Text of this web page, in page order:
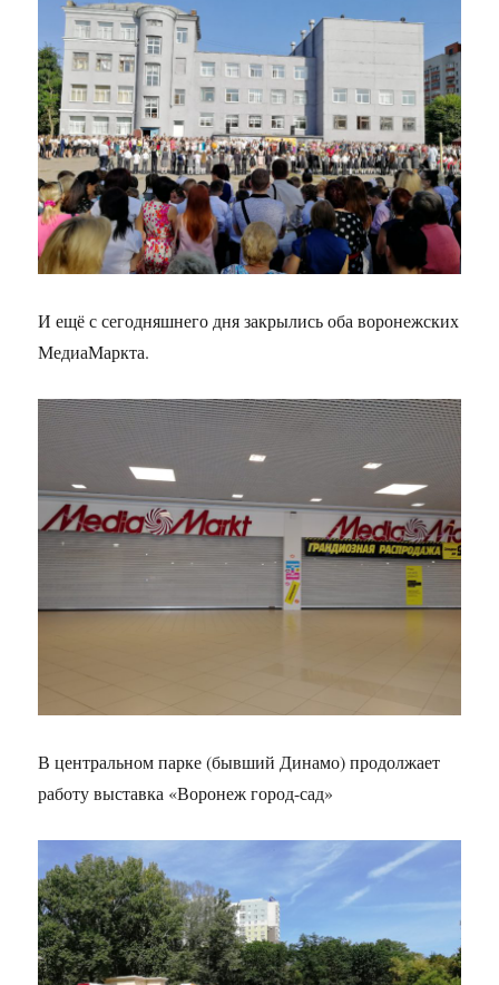
И ещё с сегодняшнего дня закрылись оба воронежских
МедиаМаркта.
В центральном парке (бывший Динамо) продолжает
работу выставка «Воронеж город-сад»